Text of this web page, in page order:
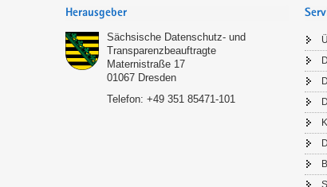
Herausgeber
Sächsische Datenschutz- und
Transparenzbeauftragte
Maternistraße 17
01067 Dresden
Telefon: +49 351 85471-101